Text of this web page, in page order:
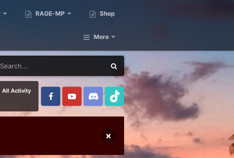
RAGE-MP Shop
More
All Activity
×